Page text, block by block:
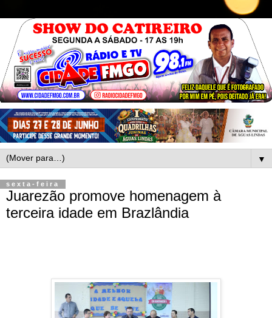
▼
sexta-feira
Juarezão promove homenagem à
terceira idade em Brazlândia